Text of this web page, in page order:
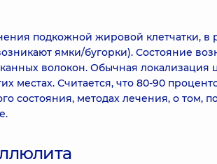
подкожной жировой клетчатки, в
ямки/бугорки). Состояние
волокон. Обычная локализация
местах. Считается, что 80-90
состояния, методах лечения, о том,